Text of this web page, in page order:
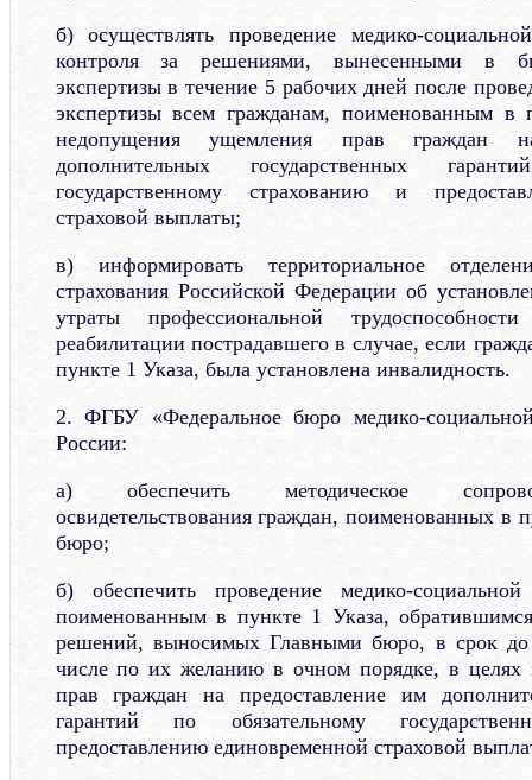
б) осуществлять проведение медико-
контроля за решениями, вынесенными в
экспертизы в течение 5 рабочих дней после
экспертизы всем гражданам, поименованным в
недопущения ущемления прав граждан
дополнительных государственных
государственному страхованию и
страховой выплаты;
в) информировать территориальное
страхования Российской Федерации об
утраты профессиональной
реабилитации пострадавшего в случае, если
пункте 1 Указа, была установлена инвалидность.
2. ФГБУ «Федеральное бюро медико-
России:
а) обеспечить методическое
освидетельствования граждан, поименованных в
бюро;
б) обеспечить проведение медико-
поименованным в пункте 1 Указа,
решений, выносимых Главными бюро, в срок
числе по их желанию в очном порядке, в целях
прав граждан на предоставление им
гарантий по обязательному
предоставлению единовременной страховой